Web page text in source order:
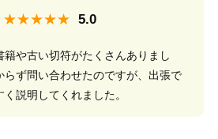
★★★★★
や古い切符がたくさんありまし
らず問い合わせたのですが、出張で
説明してくれました。